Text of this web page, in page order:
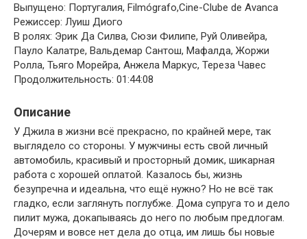
Выпущено: Португалия, Filmógrafo,Cine-Clube de Avanca
Режиссер: Луиш Диого
В ролях: Эрик Да Силва, Сюзи Филипе, Руй Оливейра,
Пауло Калатре, Вальдемар Сантош, Мафалда, Жоржи
Ролла, Тьяго Морейра, Анжела Маркус, Тереза Чавес
Продолжительность: 01:44:08
Описание
У Джила в жизни всё прекрасно, по крайней мере, так
выглядело со стороны. У мужчины есть свой личный
автомобиль, красивый и просторный домик, шикарная
работа с хорошей оплатой. Казалось бы, жизнь
безупречна и идеальна, что ещё нужно? Но не всё так
гладко, если заглянуть поглубже. Дома супруга то и дело
пилит мужа, докапываясь до него по любым предлогам.
Дочерям и вовсе нет дела до отца, им лишь бы новые